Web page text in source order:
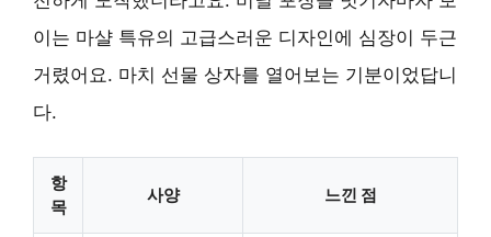
이는 마샬 특유의 고급스러운 디자인에 심장이 두근
거렸어요. 마치 선물 상자를 열어보는 기분이었답니
다.
항
목
사양 느낀 점